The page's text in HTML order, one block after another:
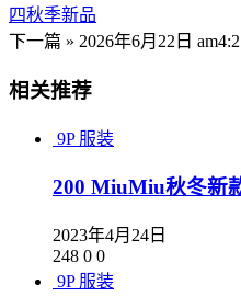
四秋季新品
下一篇 » 2026年6月22日
相关推荐
9P 服装
200 MiuMiu秋冬新
2023年4月24日
248 0 0
9P 服装